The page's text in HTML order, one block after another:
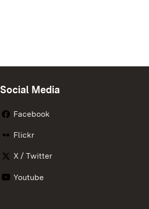
Social Media
Facebook
Flickr
X / Twitter
Youtube